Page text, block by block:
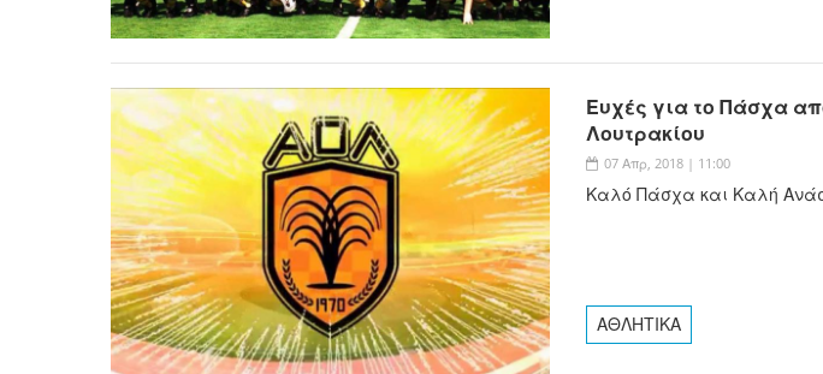
Ευχές για το Πάσχα
Λουτρακίου
07 Απρ, 2018 | 11:00
Καλό Πάσχα και Καλή
ΑΘΛΗΤΙΚΑ